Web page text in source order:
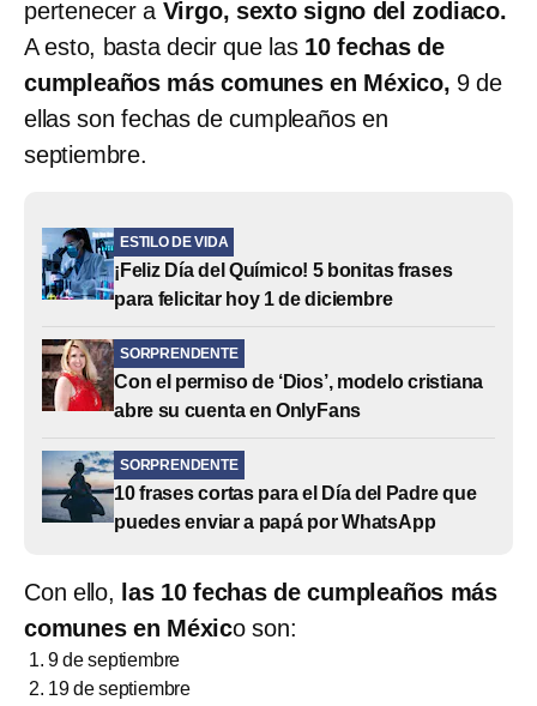
pertenecer a Virgo, sexto signo del zodiaco.
A esto, basta decir que las10 fechas de
cumpleaños más comunes en México, 9 de
ellas son fechas de cumpleaños en
septiembre.
ESTILO DE VIDA
¡Feliz Día del Químico! 5 bonitas frases
para felicitar hoy 1 de diciembre
SORPRENDENTE
Con el permiso de ‘Dios’, modelo cristiana
abre su cuenta en OnlyFans
SORPRENDENTE
10 frases cortas para el Día del Padre que
puedes enviar a papá por WhatsApp
Con ello, las 10 fechas de cumpleaños más
comunes en México son:
9 de septiembre
19 de septiembre